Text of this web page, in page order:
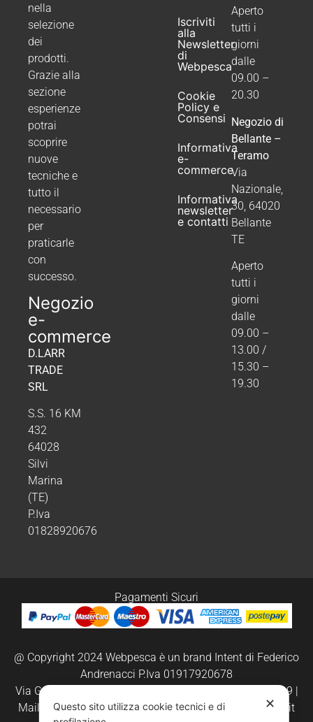
nella
selezione
dei
prodotti.
Grazie alla
sezione
esperienze
potrai
scoprire
nuove
tecniche e
tutto il
necessario
per
praticarle
con
successo.
Negozio
e-
commerce
D.LARR
TRADE
SRL
S.S. 16 KM
432
64028
Silvi
Marina
(TE)
P.Iva
01828920676
Iscriviti
alla
Newsletter
di
Webpesca
Cookie
Policy e
Consensi
Informativa
e-
commerce
Informativa
newsletter
e contatti
Aperto
tutti i
giorni
dalle
09.00 –
20.30
Negozio di
Bellante –
Teramo
Via
Nazionale,
30, 64020
Bellante
TE
Aperto
tutti i
giorni
dalle
09.00 –
13.00 /
15.30 –
19.30
Pagamenti Sicuri
@ Copyright 2024 Webpesca è un brand Intent di Federico
Andrenacci P.Iva 01917920678
Via G. Galilei n. 2 – 64018 Tortoreto TE | REA TE-168019 |
Mail:
info@webpesca.it| Pec:federicoandrenacci@pec.it
✕
Questo sito utilizza cookie tecnici e di